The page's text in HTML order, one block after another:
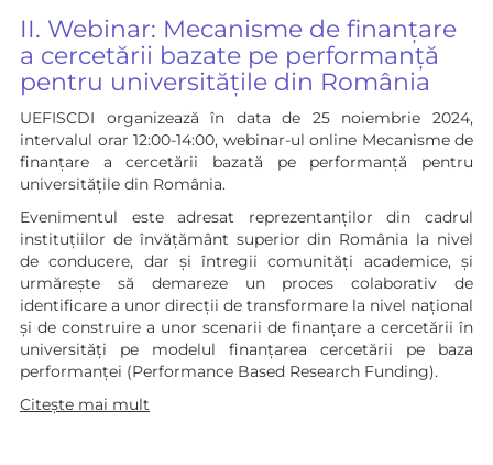
II. Webinar: Mecanisme de finanțare
a cercetării bazate pe performanță
pentru universitățile din România
UEFISCDI organizează în data de 25 noiembrie 2024,
intervalul orar 12:00-14:00, webinar-ul online Mecanisme de
finanțare a cercetării bazată pe performanță pentru
universitățile din România.
Evenimentul este adresat reprezentanților din cadrul
instituțiilor de învățământ superior din România la nivel
de conducere, dar și întregii comunități academice, și
urmărește să demareze un proces colaborativ de
identificare a unor direcții de transformare la nivel național
și de construire a unor scenarii de finanțare a cercetării în
universități pe modelul finanțarea cercetării pe baza
performanței (Performance Based Research Funding).
Citește mai mult